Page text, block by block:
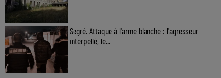
Segré. Attaque à l'arme blanche : l'agresseur
interpellé, le...